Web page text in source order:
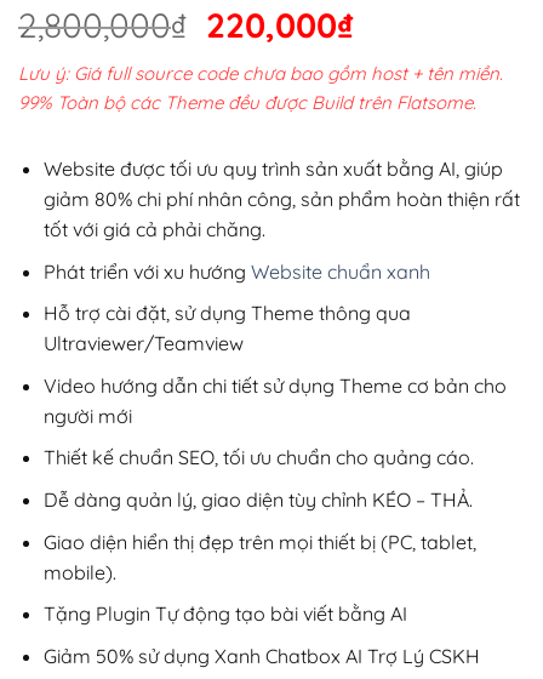
2,800,000₫ Giá
gốc
là:
2,800,000₫.
220,000₫Giá
hiện
tại
220,000₫.
Lưu ý: Giá full source code chưa bao gồm host + tên miền.
99% Toàn bộ các Theme đều được Build trên Flatsome.
Website được tối ưu quy trình sản xuất bằng AI, giúp
giảm 80% chi phí nhân công, sản phẩm hoàn thiện rất
tốt với giá cả phải chăng.
Phát triển với xu hướng Website chuẩn xanh
Hỗ trợ cài đặt, sử dụng Theme thông qua
Ultraviewer/Teamview
Video hướng dẫn chi tiết sử dụng Theme cơ bản cho
người mới
Thiết kế chuẩn SEO, tối ưu chuẩn cho quảng cáo.
Dễ dàng quản lý, giao diện tùy chỉnh KÉO – THẢ.
Giao diện hiển thị đẹp trên mọi thiết bị (PC, tablet,
mobile).
Tặng Plugin Tự động tạo bài viết bằng AI
Giảm 50% sử dụng Xanh Chatbox AI Trợ Lý CSKH